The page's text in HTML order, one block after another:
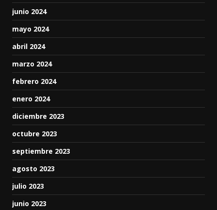
junio 2024
mayo 2024
abril 2024
marzo 2024
febrero 2024
enero 2024
diciembre 2023
octubre 2023
septiembre 2023
agosto 2023
julio 2023
junio 2023